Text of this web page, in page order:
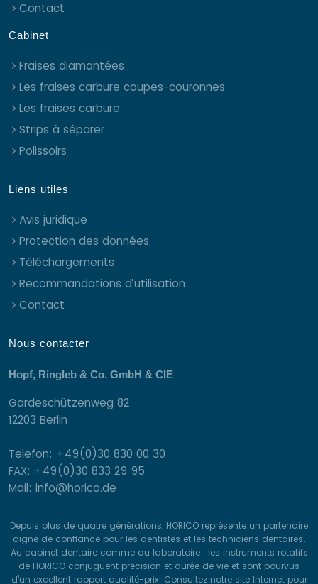
Contact
Cabinet
Fraises diamantées
Les fraises carbure coupes-couronnes
Les fraises carbure
Strips à séparer
Polissoirs
Liens utiles
Avis juridique
Protection des données
Téléchargements
Recommandations d’utilisation
Contact
Nous contacter
Hopf, Ringleb & Co. GmbH & CIE
Gardeschützenweg 82
12203 Berlin
Telefon: +49(0)30 830 00 30
FAX: +49(0)30 833 29 95
Mail: info@horico.de
Depuis plus de quatre générations, HORICO représente un partenaire
digne de confiance pour les dentistes et les techniciens dentaires.
Au cabinet dentaire comme au laboratoire : les instruments rotatifs
de HORICO conjuguent précision et durée de vie et sont pourvus
d’un excellent rapport qualité-prix. Consultez notre site Internet pour